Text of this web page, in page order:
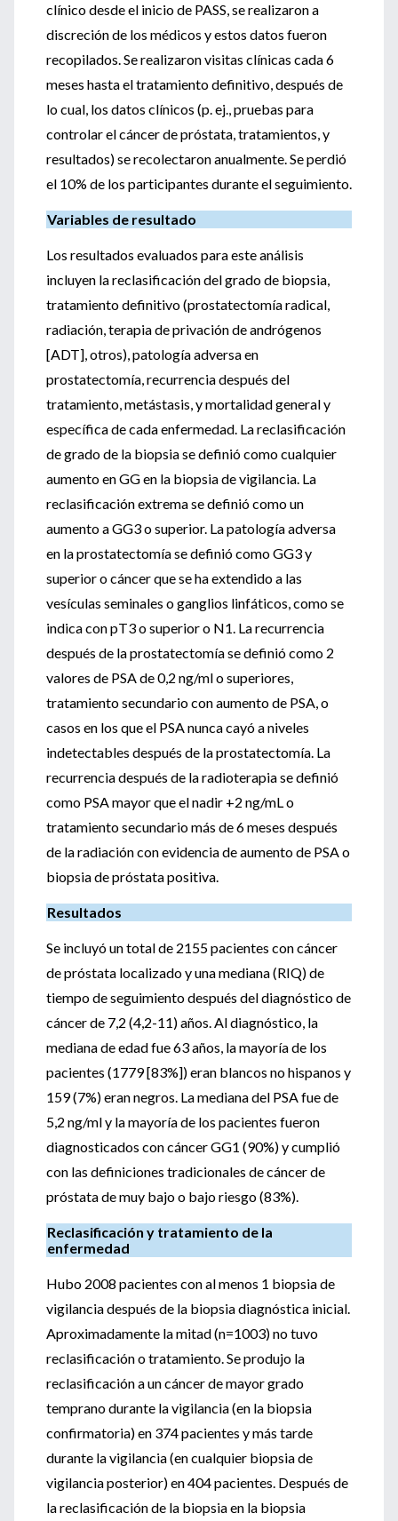
clínico desde el inicio de PASS, se realizaron a
discreción de los médicos y estos datos fueron
recopilados. Se realizaron visitas clínicas cada 6
meses hasta el tratamiento definitivo, después de
lo cual, los datos clínicos (p. ej., pruebas para
controlar el cáncer de próstata, tratamientos, y
resultados) se recolectaron anualmente. Se perdió
el 10% de los participantes durante el seguimiento.
Variables de resultado
Los resultados evaluados para este análisis
incluyen la reclasificación del grado de biopsia,
tratamiento definitivo (prostatectomía radical,
radiación, terapia de privación de andrógenos
[ADT], otros), patología adversa en
prostatectomía, recurrencia después del
tratamiento, metástasis, y mortalidad general y
específica de cada enfermedad. La reclasificación
de grado de la biopsia se definió como cualquier
aumento en GG en la biopsia de vigilancia. La
reclasificación extrema se definió como un
aumento a GG3 o superior. La patología adversa
en la prostatectomía se definió como GG3 y
superior o cáncer que se ha extendido a las
vesículas seminales o ganglios linfáticos, como se
indica con pT3 o superior o N1. La recurrencia
después de la prostatectomía se definió como 2
valores de PSA de 0,2 ng/ml o superiores,
tratamiento secundario con aumento de PSA, o
casos en los que el PSA nunca cayó a niveles
indetectables después de la prostatectomía. La
recurrencia después de la radioterapia se definió
como PSA mayor que el nadir +2 ng/mL o
tratamiento secundario más de 6 meses después
de la radiación con evidencia de aumento de PSA o
biopsia de próstata positiva.
Resultados
Se incluyó un total de 2155 pacientes con cáncer
de próstata localizado y una mediana (RIQ) de
tiempo de seguimiento después del diagnóstico de
cáncer de 7,2 (4,2-11) años. Al diagnóstico, la
mediana de edad fue 63 años, la mayoría de los
pacientes (1779 [83%]) eran blancos no hispanos y
159 (7%) eran negros. La mediana del PSA fue de
5,2 ng/ml y la mayoría de los pacientes fueron
diagnosticados con cáncer GG1 (90%) y cumplió
con las definiciones tradicionales de cáncer de
próstata de muy bajo o bajo riesgo (83%).
Reclasificación y tratamiento de la
enfermedad
Hubo 2008 pacientes con al menos 1 biopsia de
vigilancia después de la biopsia diagnóstica inicial.
Aproximadamente la mitad (n=1003) no tuvo
reclasificación o tratamiento. Se produjo la
reclasificación a un cáncer de mayor grado
temprano durante la vigilancia (en la biopsia
confirmatoria) en 374 pacientes y más tarde
durante la vigilancia (en cualquier biopsia de
vigilancia posterior) en 404 pacientes. Después de
la reclasificación de la biopsia en la biopsia